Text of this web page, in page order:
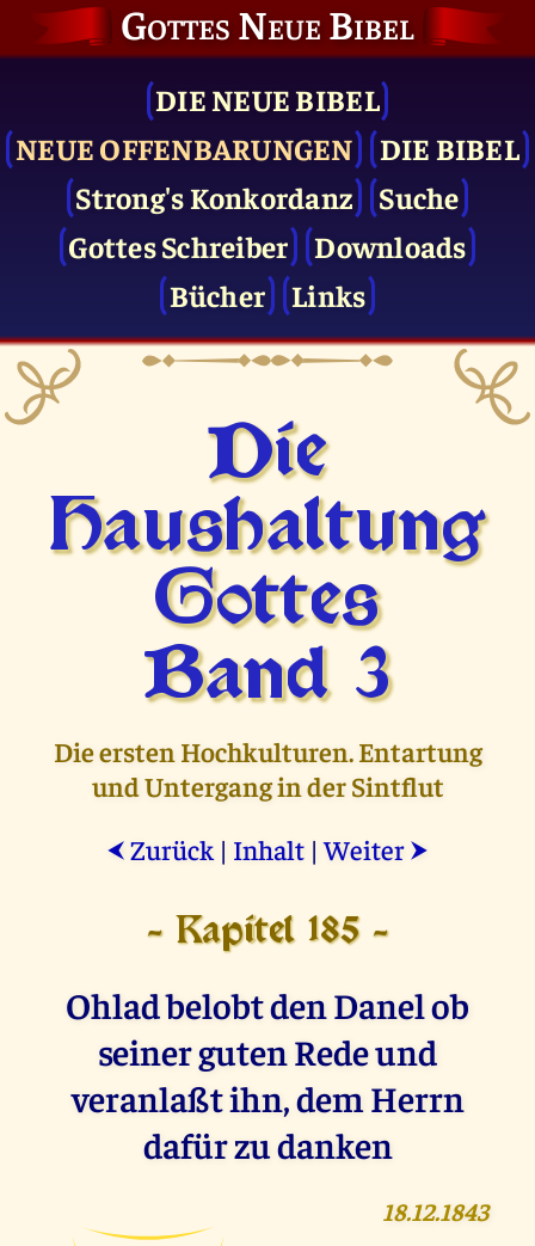
Gottes Neue Bibel
DIE NEUE BIBEL
NEUE OFFENBARUNGEN
DIE BIBEL
Strong's Konkordanz
Suche
Gottes Schreiber
Downloads
Bücher
Links
Die
Haushaltung
Gottes
Band 3
Die ersten Hochkulturen. Entartung
und Untergang in der Sintflut
⮜ Zurück | Inhalt |Weiter ⮞
- Kapitel 185 -
Ohlad belobt den Danel ob
seiner guten Rede und
veranlaßt ihn, dem Herrn
dafür zu danken
18.12.1843